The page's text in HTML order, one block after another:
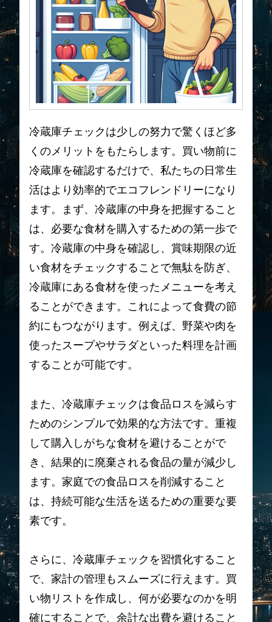
冷蔵庫チェックは少しの努力で驚くほど多
くのメリットをもたらします。買い物前に
冷蔵庫を確認するだけで、私たちの日常生
活はより効率的でエコフレンドリーになり
ます。まず、冷蔵庫の中身を把握すること
は、必要な食材を購入するための第一歩で
す。冷蔵庫の中身を確認し、賞味期限の近
い食材をチェックすることで無駄を防ぎ、
冷蔵庫にある食材を使ったメニューを考え
ることができます。これによって食費の節
約にもつながります。例えば、野菜や肉を
使ったスープやサラダといった料理を計画
することが可能です。
また、冷蔵庫チェックは食品ロスを減らす
ためのシンプルで効果的な方法です。重複
して購入しがちな食材を避けることがで
き、結果的に廃棄される食品の量が減少し
ます。家庭での食品ロスを削減すること
は、持続可能な生活を送るための重要な要
素です。
さらに、冷蔵庫チェックを習慣化すること
で、家計の管理もスムーズに行えます。買
い物リストを作成し、何が必要なのかを明
確にすることで、余計な出費を避けること